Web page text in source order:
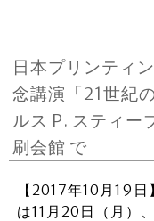
日本プリンティ
念講演「21世紀
ルス P. スティ
刷会館 で
【2017年10月19
は11月20日（月）